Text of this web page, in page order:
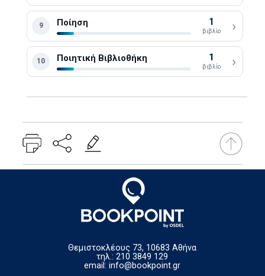
9 Ποίηση 1
βιβλίο ›
10 Ποιητική Βιβλιοθήκη 1
βιβλίο ›
Θεμιστοκλέους 73, 10683 Αθήνα
τηλ.: 210 3849 129
email:info@bookpoint.gr